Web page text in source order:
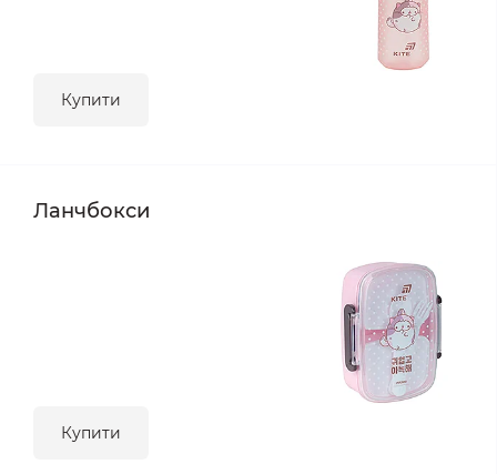
Купити
Ланчбокси
Купити